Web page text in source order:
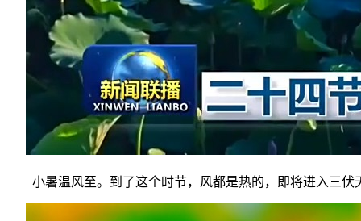
小暑温风至。到了这个时节，风都是热的，即将进入三伏